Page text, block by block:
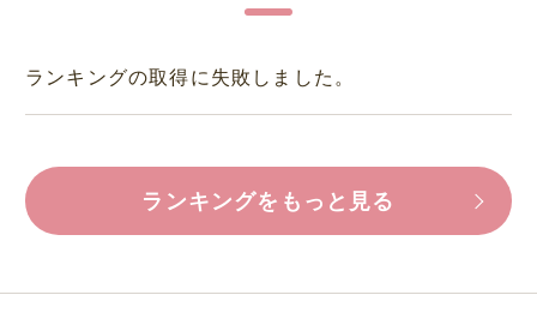
ランキングの取得に失敗しました。
ランキングをもっと見る